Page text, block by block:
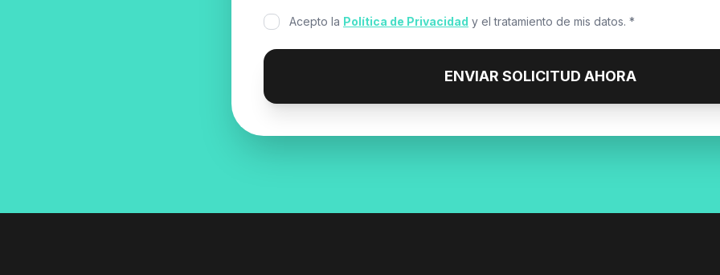
Acepto la Política de Privacidad y el tratamiento de mis datos. *
ENVIAR SOLICITUD AHORA